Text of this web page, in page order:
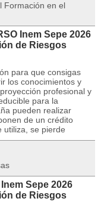
Formación en el
Inem Sepe 2026
de Riesgos
para que consigas
los conocimientos y
profesional y
para la
pueden realizar
de un crédito
utiliza, se pierde
Sepe 2026
de Riesgos